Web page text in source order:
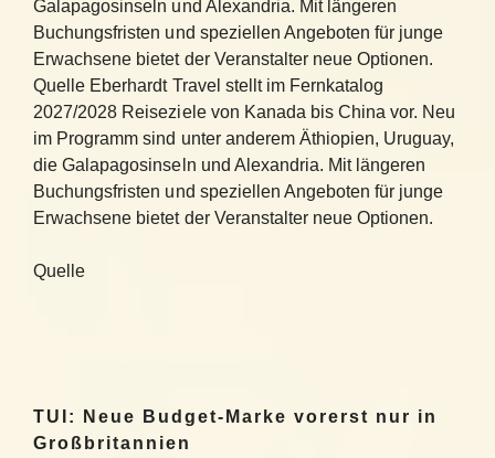
Galapagosinseln und Alexandria. Mit längeren
Buchungsfristen und speziellen Angeboten für junge
Erwachsene bietet der Veranstalter neue Optionen.
Quelle Eberhardt Travel stellt im Fernkatalog
2027/2028 Reiseziele von Kanada bis China vor. Neu
im Programm sind unter anderem Äthiopien, Uruguay,
die Galapagosinseln und Alexandria. Mit längeren
Buchungsfristen und speziellen Angeboten für junge
Erwachsene bietet der Veranstalter neue Optionen.
Quelle
TUI: Neue Budget-Marke vorerst nur in
Großbritannien